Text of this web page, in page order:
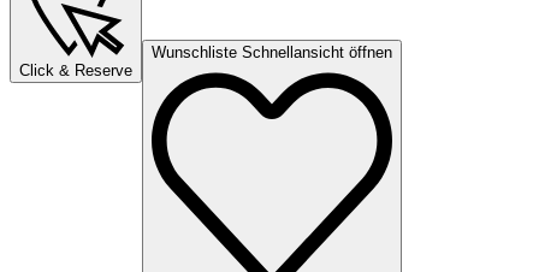
Click & Reserve
Wunschliste Schnellansicht öffnen